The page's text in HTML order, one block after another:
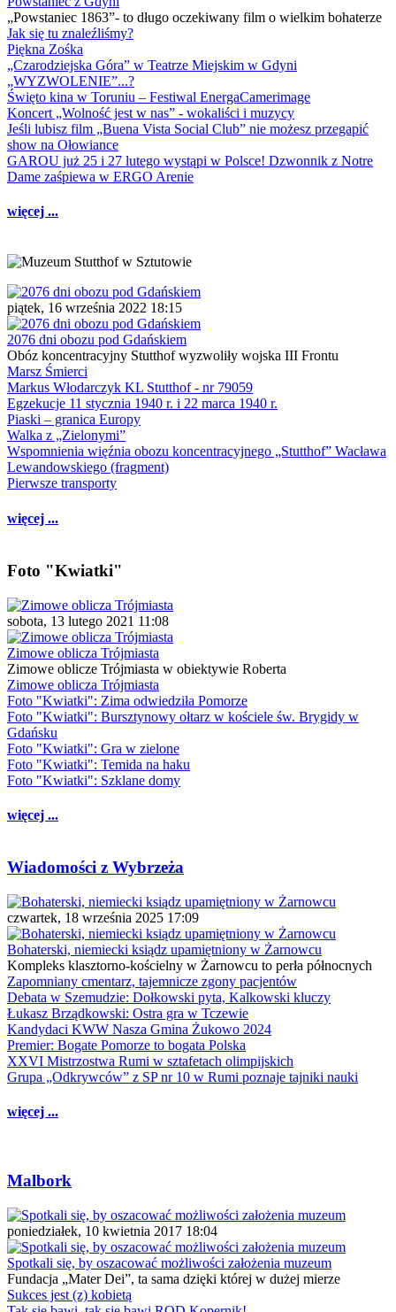
„Powstaniec 1863”- to długo oczekiwany film o wielkim bohaterze
Jak się tu znaleźliśmy?
Piękna Zośka
„Czarodziejska Góra” w Teatrze Miejskim w Gdyni
„WYZWOLENIE”...?
Święto kina w Toruniu – Festiwal EnergaCamerimage
Koncert „Wolność jest w nas” - wokaliści i muzycy
Jeśli lubisz film „Buena Vista Social Club” nie możesz przegapić
show na Ołowiance
GAROU już 25 i 27 lutego wystąpi w Polsce! Dzwonnik z Notre
Dame zaśpiewa w ERGO Arenie
więcej ...
piątek, 16 września 2022 18:15
2076 dni obozu pod Gdańskiem
Obóz koncentracyjny Stutthof wyzwoliły wojska III Frontu
Marsz Śmierci
Markus Włodarczyk KL Stutthof - nr 79059
Egzekucje 11 stycznia 1940 r. i 22 marca 1940 r.
Piaski – granica Europy
Walka z „Zielonymi”
Wspomnienia więźnia obozu koncentracyjnego „Stutthof” Wacława
Lewandowskiego (fragment)
Pierwsze transporty
więcej ...
Foto "Kwiatki"
sobota, 13 lutego 2021 11:08
Zimowe oblicza Trójmiasta
Zimowe oblicze Trójmiasta w obiektywie Roberta
Zimowe oblicza Trójmiasta
Foto "Kwiatki": Zima odwiedziła Pomorze
Foto "Kwiatki": Bursztynowy ołtarz w kościele św. Brygidy w
Gdańsku
Foto "Kwiatki": Gra w zielone
Foto "Kwiatki": Temida na haku
Foto "Kwiatki": Szklane domy
więcej ...
Wiadomości z Wybrzeża
czwartek, 18 września 2025 17:09
Bohaterski, niemiecki ksiądz upamiętniony w Żarnowcu
Kompleks klasztorno-kościelny w Żarnowcu to perła północnych
Zapomniany cmentarz, tajemnicze zgony pacjentów
Debata w Szemudzie: Dołkowski pyta, Kalkowski kluczy
Łukasz Brządkowski: Ostra gra w Tczewie
Kandydaci KWW Nasza Gmina Żukowo 2024
Premier: Bogate Pomorze to bogata Polska
XXVI Mistrzostwa Rumi w sztafetach olimpijskich
Grupa „Odkrywców” z SP nr 10 w Rumi poznaje tajniki nauki
więcej ...
Malbork
poniedziałek, 10 kwietnia 2017 18:04
Spotkali się, by oszacować możliwości założenia muzeum
Fundacja „Mater Dei”, ta sama dzięki której w dużej mierze
Sukces jest (z) kobietą